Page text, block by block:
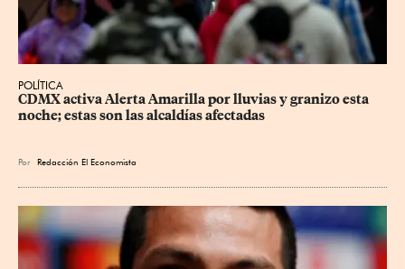
POLÍTICA
CDMX activa Alerta Amarilla por lluvias y granizo esta
noche; estas son las alcaldías afectadas
Por Redacción El Economista